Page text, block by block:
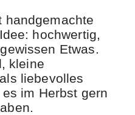
handgemachte
hochwertig,
Etwas.
kleine
liebevolles
im Herbst gern